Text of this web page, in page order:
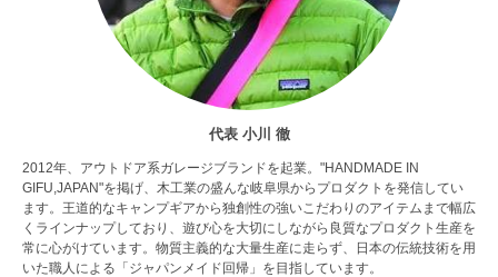
代表 小川 徹
2012年、アウトドア系ガレージブランドを起業。"HANDMADE IN
GIFU,JAPAN"を掲げ、木工業の盛んな岐阜県からプロダクトを発信してい
ます。王道的なキャンプギアから独創性の強いこだわりのアイテムまで幅広
くラインナップしており、遊び心を大切にしながら良質なプロダクト生産を
常に心がけています。物質主義的な大量生産に走らず、日本の伝統技術を用
いた職人による「ジャパンメイド回帰」を目指しています。